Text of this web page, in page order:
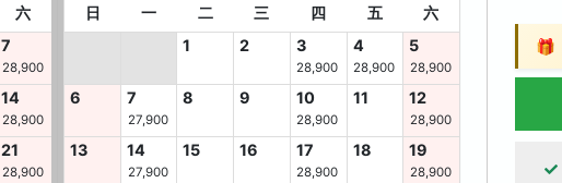
六
7
28,900
14
28,900
21
28,900
日 一 二 三 四 五
六
1
2 3
28,900
4
28,900
5
28,900
6 7
27,900
8 9 10
28,900
11 12
28,900
13 14
27,900
15 16 17
28,900
18 19
28,900
🎁